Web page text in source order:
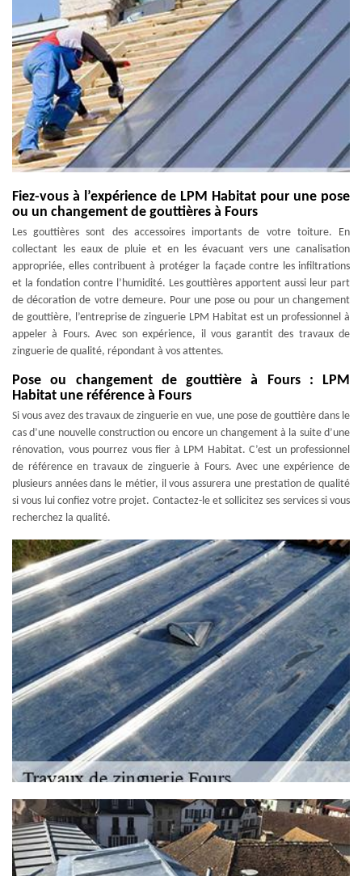
Fiez-vous à l’expérience de LPM Habitat pour une pose
ou un changement de gouttières à Fours
Les gouttières sont des accessoires importants de votre toiture. En
collectant les eaux de pluie et en les évacuant vers une canalisation
appropriée, elles contribuent à protéger la façade contre les infiltrations
et la fondation contre l’humidité. Les gouttières apportent aussi leur part
de décoration de votre demeure. Pour une pose ou pour un changement
de gouttière, l’entreprise de zinguerie LPM Habitat est un professionnel à
appeler à Fours. Avec son expérience, il vous garantit des travaux de
zinguerie de qualité, répondant à vos attentes.
Pose ou changement de gouttière à Fours : LPM
Habitat une référence à Fours
Si vous avez des travaux de zinguerie en vue, une pose de gouttière dans le
cas d’une nouvelle construction ou encore un changement à la suite d’une
rénovation, vous pourrez vous fier à LPM Habitat. C’est un professionnel
de référence en travaux de zinguerie à Fours. Avec une expérience de
plusieurs années dans le métier, il vous assurera une prestation de qualité
si vous lui confiez votre projet. Contactez-le et sollicitez ses services si vous
recherchez la qualité.